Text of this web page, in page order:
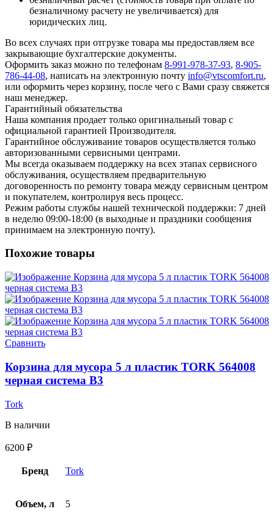
безналичному расчету не увеличивается) для
юридических лиц.
Во всех случаях при отгрузке товара мы предоставляем все
закрывающие бухгалтерские документы.
Оформить заказ можно по телефонам 8-991-978-37-93, 8-905-
786-44-08, написать на электронную почту info@vtscomfort.ru,
или оформить через корзину, после чего с Вами сразу свяжется
наш менеджер.
Гарантийный обязательства
Наша компания продает только оригинальный товар с
официальной гарантией Производителя.
Гарантийное обслуживание товаров осуществляется только
авторизованными сервисными центрами.
Мы всегда оказываем поддержку на всех этапах сервисного
обслуживания, осуществляем предварительную
договоренность по ремонту товара между сервисным центром
и покупателем, контролируя весь процесс.
Режим работы службы нашей технической поддержки: 7 дней
в неделю 09:00-18:00 (в выходные и праздники сообщения
принимаем на электронную почту).
Похожие товары
Сравнить
Корзина для мусора 5 л пластик TORK 564008
черная система B3
Tork
В наличии
6200 ₽
Бренд Tork
Объем, л 5